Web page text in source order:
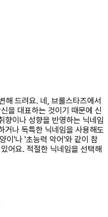
해 드려요. 네, 브롤스타즈에서
을 대표하는 것이기 때문에 신
향이나 성향을 반영하는 닉네임
거나 독특한 닉네임을 사용해도
이'나 '초능력 악어'와 같이 참
어요. 적절한 닉네임을 선택해